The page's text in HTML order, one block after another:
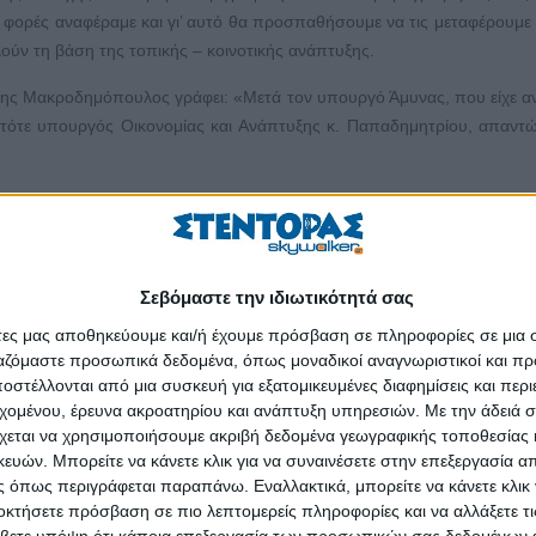
Σεβόμαστε την ιδιωτικότητά σας
μας αποθηκεύουμε και/ή έχουμε πρόσβαση σε πληροφορίες σε
προσωπικά δεδομένα, όπως μοναδικοί αναγνωριστικοί και
από μια συσκευή για εξατομικευμένες διαφημίσεις και
έρευνα ακροατηρίου και ανάπτυξη υπηρεσιών. Με την άδειά
να χρησιμοποιήσουμε ακριβή δεδομένα γεωγραφικής τοποθεσίας
Μπορείτε να κάνετε κλικ για να συναινέσετε στην επεξεργασία
περιγράφεται παραπάνω. Εναλλακτικά, μπορείτε να κάνετε κλικ
πρόσβαση σε πιο λεπτομερείς πληροφορίες και να αλλάξετε
αναφέραμε και γι’ αυτό θα προσπαθήσουμε να τις μεταφέρουμε
τη βάση της τοπικής – κοινοτικής ανάπτυξης.
Μακροδημόπουλος γράφει: «Μετά τον υπουργό Άμυνας, που είχε
υπουργός Οικονομίας και Ανάπτυξης κ. Παπαδημητρίου,
Ανδόνικου (210.94.08.750, εσωτ. 103,
δημοσιογράφων του The Economist Event) μου
έκδοσης του «Economist» «Ο Κόσμος το 2018», για το οποίο
στον «Στέντορα» της 24/2/2018. Και μόνο από τα
έκδοση, είχε πάρα πολλά και σημαντικά θέματα και από πολύ
Σε συνέχεια της προηγούμενης καταγραφής συνεχίζουμε με τον